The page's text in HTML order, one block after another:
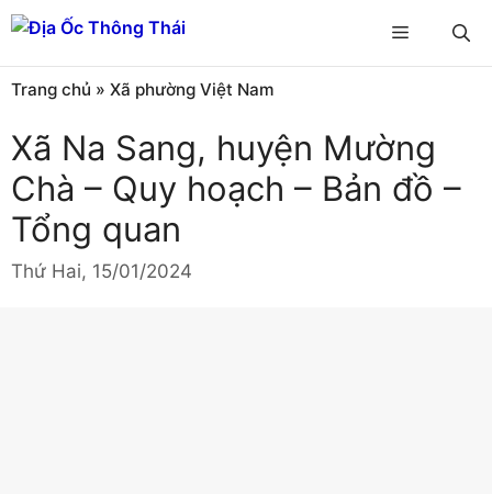
Chuyển
đến
nội
dung
Menu
Trang chủ » Xã phường Việt Nam
Xã Na Sang, huyện Mường
Chà – Quy hoạch – Bản đồ –
Tổng quan
Thứ Hai, 15/01/2024